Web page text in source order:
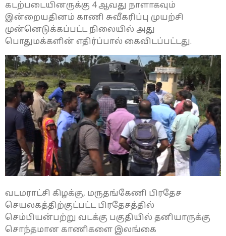
கடற்படையினருக்கு 4 ஆவது நாளாகவும்
இன்றையதினம் காணி சுவீகரிப்பு முயற்சி
முன்னெடுக்கப்பட்ட நிலையில் அது
பொதுமக்களின் எதிர்ப்பால் கைவிடப்பட்டது.
வடமராட்சி கிழக்கு, மருதங்கேணி பிரதேச
செயலகத்திற்குட்பட்ட பிரதேசத்தில்
செம்பியன்பற்று வடக்கு பகுதியில் தனியாருக்கு
சொந்தமான காணிகளை இலங்கை